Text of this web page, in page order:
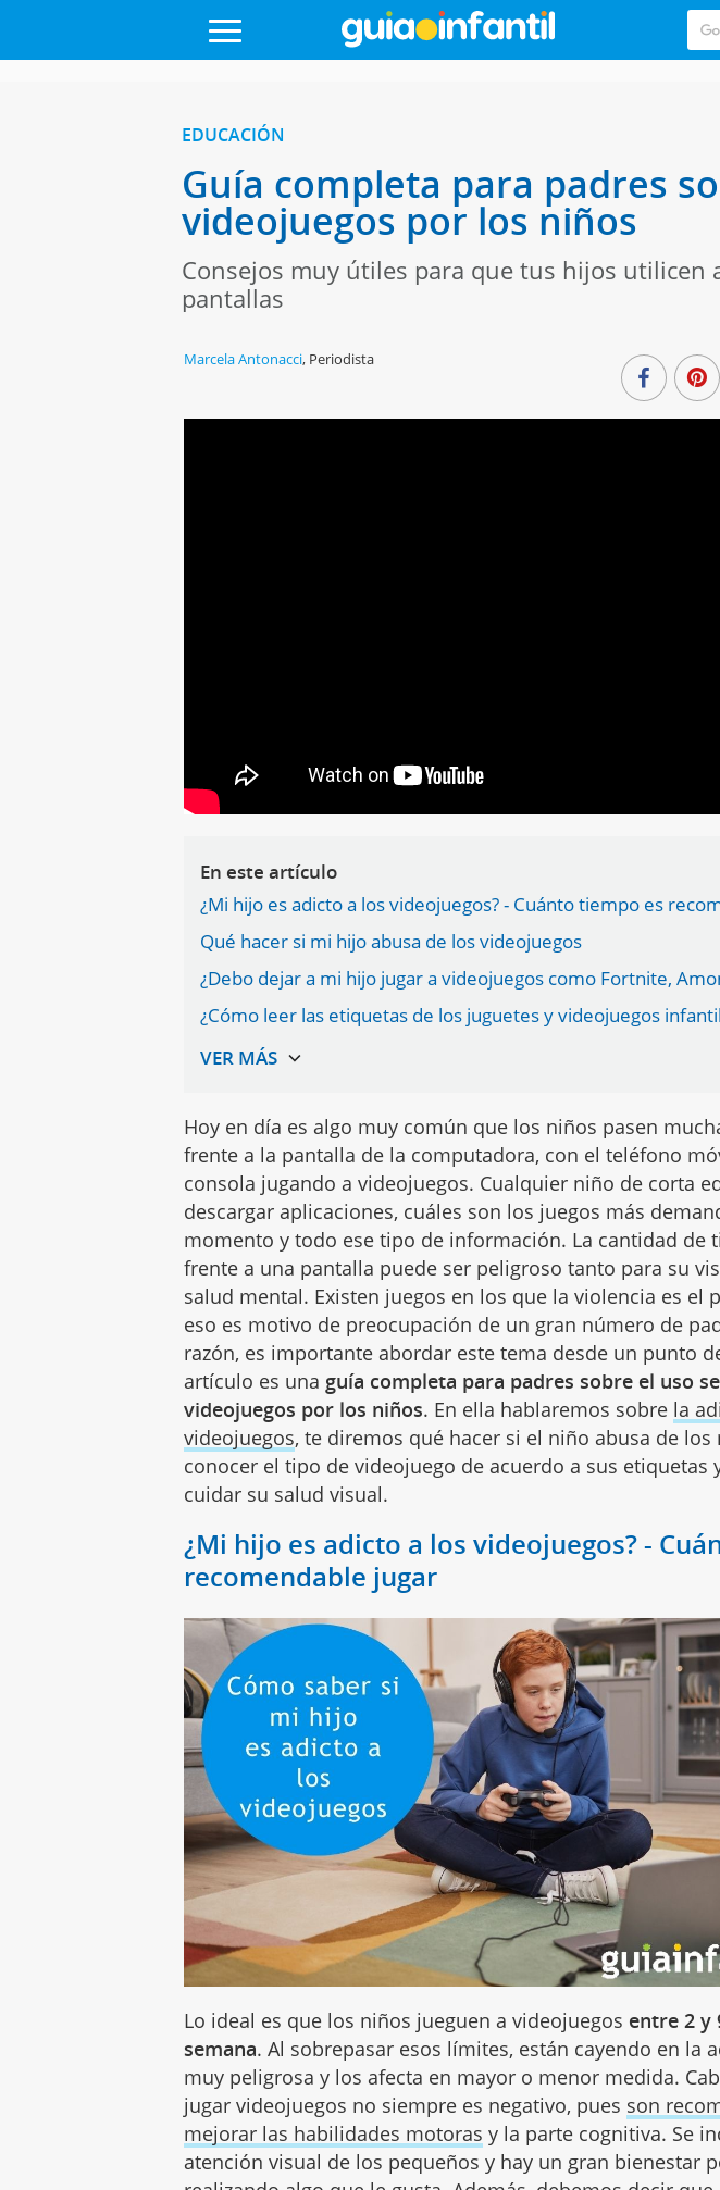
EDUCACIÓN
Guía completa para padres
videojuegos por los niños
Consejos muy útiles para que tus hijos utilicen
pantallas
Marcela Antonacci, Periodista
En este artículo
¿Mi hijo es adicto a los videojuegos? - Cuánto tiempo es
Qué hacer si mi hijo abusa de los videojuegos
¿Debo dejar a mi hijo jugar a videojuegos como Fortnite,
¿Cómo leer las etiquetas de los juguetes y videojuegos
Hoy en día es algo muy común que los niños pasen
frente a la pantalla de la computadora, con el teléfono
consola jugando a videojuegos. Cualquier niño de corta
descargar aplicaciones, cuáles son los juegos más
momento y todo ese tipo de información. La cantidad de
frente a una pantalla puede ser peligroso tanto para su
salud mental. Existen juegos en los que la violencia es el
eso es motivo de preocupación de un gran número de
razón, es importante abordar este tema desde un punto
artículo es una guía completa para padres sobre el uso
videojuegos por los niños. En ella hablaremos sobre la
videojuegos, te diremos qué hacer si el niño abusa de
conocer el tipo de videojuego de acuerdo a sus etiquetas
cuidar su salud visual.
¿Mi hijo es adicto a los videojuegos? -
recomendable jugar
Lo ideal es que los niños jueguen a videojuegos entre 2 y
semana. Al sobrepasar esos límites, están cayendo en la
muy peligrosa y los afecta en mayor o menor medida.
jugar videojuegos no siempre es negativo, pues son
mejorar las habilidades motoras y la parte cognitiva. Se
atención visual de los pequeños y hay un gran bienestar